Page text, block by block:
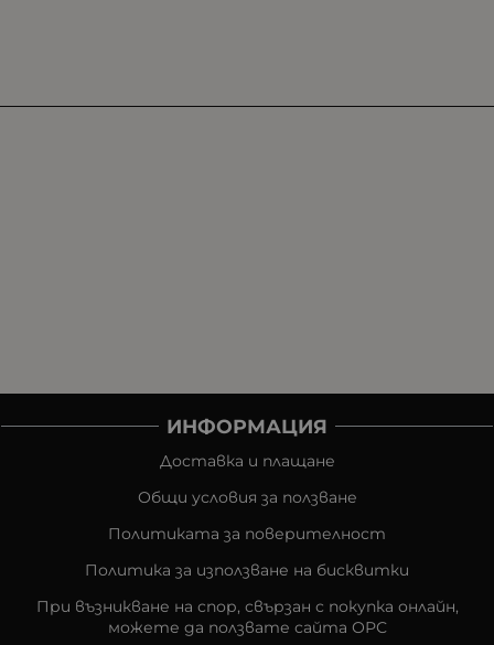
ИНФОРМАЦИЯ
Доставка и плащане
Общи условия за ползване
Политиката за поверителност
Политика за използване на бисквитки
При възникване на спор, свързан с покупка онлайн,
можете да ползвате сайта ОРС